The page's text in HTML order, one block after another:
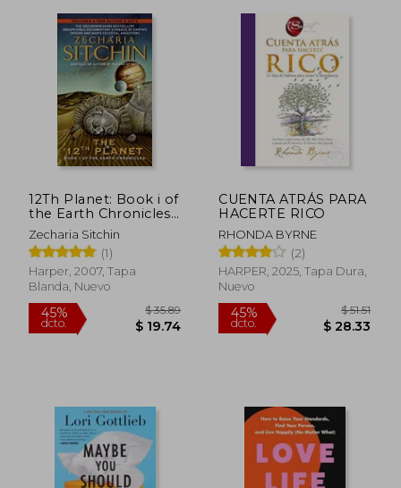
40%
dcto.
45%
dcto. $
12Th Planet: Book i of
the Earth Chronicles
(en Inglés)
Zecharia Sitchin
(1)
Harper, 2007, Tapa
Blanda, Nuevo
CUENTA ATRÁS PARA
HACERTE RICO
RHONDA BYRNE
(2)
HARPER, 2025, Tapa Dura,
Nuevo